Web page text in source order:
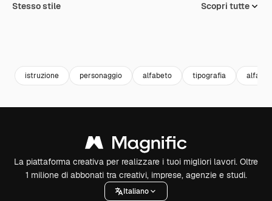
Stesso stile Scopri tutte
istruzione personaggio alfabeto tipografia
La piattaforma creativa per realizzare i tuoi migliori lavori. Oltre
1 milione di abbonati tra creativi, imprese, agenzie e studi.
Italiano